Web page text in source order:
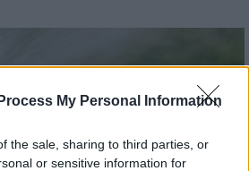
My Personal Information
the sale, sharing to third parties, or
or sensitive information for